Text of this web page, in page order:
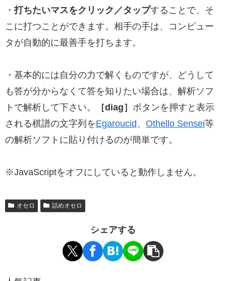
・打ちたいマスをクリック／タップすることで、そ
こに打つことができます。相手の手は、コンピュー
タが自動的に最善手を打ちます。
・基本的には自分の力で解くものですが、どうして
も答が分からなくて答を知りたい場合は、解析ソフ
トで解析して下さい。
［diag］ ボタンを押すと表示
される棋譜の文字列をEgaroucid、 Othello Sensei等
の解析ソフトに貼り付けるのが簡単です。
※JavaScriptをオフにしていると動作しません。
オセロ 詰めオセロ
シェアする